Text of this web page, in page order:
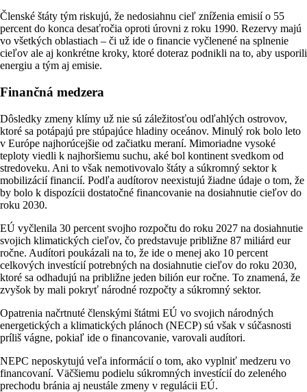
Členské štáty tým riskujú, že nedosiahnu cieľ zníženia emisií o 55
percent do konca desaťročia oproti úrovni z roku 1990. Rezervy majú
vo všetkých oblastiach – či už ide o financie vyčlenené na splnenie
cieľov ale aj konkrétne kroky, ktoré doteraz podnikli na to, aby usporili
energiu a tým aj emisie.
Finančná medzera
Dôsledky zmeny klímy už nie sú záležitosťou odľahlých ostrovov,
ktoré sa potápajú pre stúpajúce hladiny oceánov. Minulý rok bolo leto
v Európe najhorúcejšie od začiatku meraní. Mimoriadne vysoké
teploty viedli k najhoršiemu suchu, aké bol kontinent svedkom od
stredoveku. Ani to však nemotivovalo štáty a súkromný sektor k
mobilizácií financií. Podľa audítorov neexistujú žiadne údaje o tom, že
by bolo k dispozícii dostatočné financovanie na dosiahnutie cieľov do
roku 2030.
EÚ vyčlenila 30 percent svojho rozpočtu do roku 2027 na dosiahnutie
svojich klimatických cieľov, čo predstavuje približne 87 miliárd eur
ročne. Audítori poukázali na to, že ide o menej ako 10 percent
celkových investícií potrebných na dosiahnutie cieľov do roku 2030,
ktoré sa odhadujú na približne jeden bilión eur ročne. To znamená, že
zvyšok by mali pokryť národné rozpočty a súkromný sektor.
Opatrenia načrtnuté členskými štátmi EÚ vo svojich národných
energetických a klimatických plánoch (NECP) sú však v súčasnosti
príliš vágne, pokiaľ ide o financovanie, varovali audítori.
NEPC neposkytujú veľa informácií o tom, ako vyplniť medzeru vo
financovaní. Väčšiemu podielu súkromných investícií do zeleného
prechodu bránia aj neustále zmeny v regulácii EÚ.